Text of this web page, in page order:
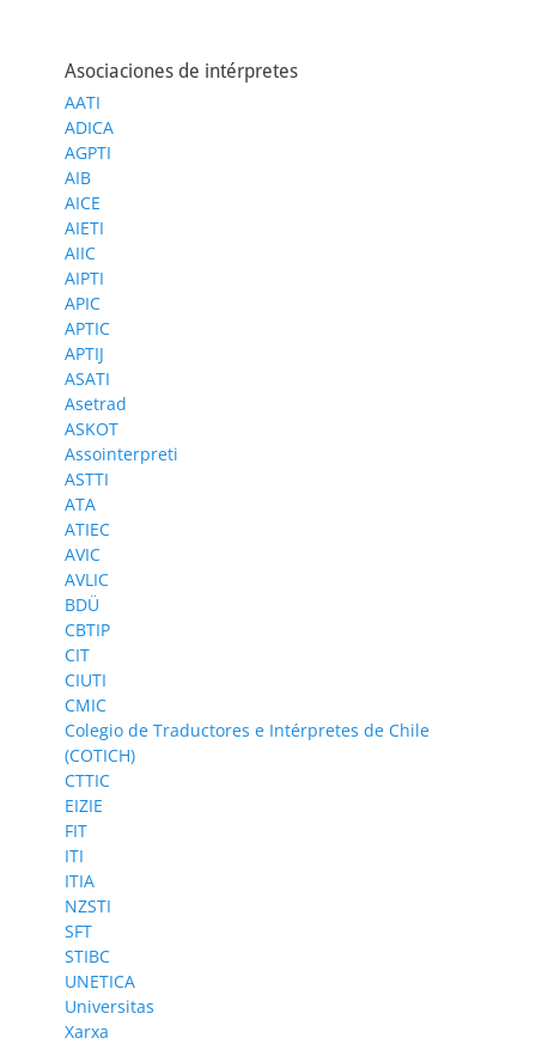
Asociaciones de intérpretes
AATI
ADICA
AGPTI
AIB
AICE
AIETI
AIIC
AIPTI
APIC
APTIC
APTIJ
ASATI
Asetrad
ASKOT
Assointerpreti
ASTTI
ATA
ATIEC
AVIC
AVLIC
BDÜ
CBTIP
CIT
CIUTI
CMIC
Colegio de Traductores e Intérpretes de Chile
(COTICH)
CTTIC
EIZIE
FIT
ITI
ITIA
NZSTI
SFT
STIBC
UNETICA
Universitas
Xarxa